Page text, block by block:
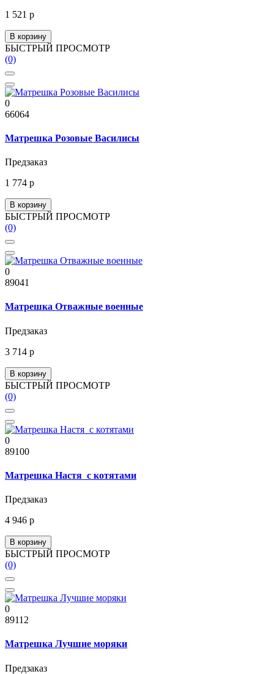
1 521 р
В корзину
БЫСТРЫЙ ПРОСМОТР
(0)
0
66064
Матрешка Розовые Василисы
Предзаказ
1 774 р
В корзину
БЫСТРЫЙ ПРОСМОТР
(0)
0
89041
Матрешка Отважные военные
Предзаказ
3 714 р
В корзину
БЫСТРЫЙ ПРОСМОТР
(0)
0
89100
Матрешка Настя с котятами
Предзаказ
4 946 р
В корзину
БЫСТРЫЙ ПРОСМОТР
(0)
0
89112
Матрешка Лучшие моряки
Предзаказ